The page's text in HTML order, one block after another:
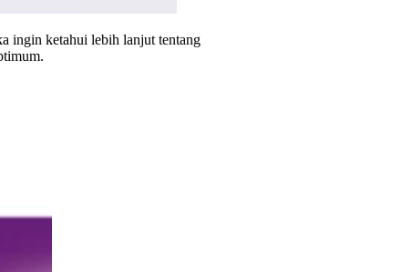
ingin ketahui lebih lanjut tentang